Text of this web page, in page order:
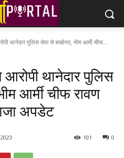
थानेदार पुलिस सेवा से बर्खास्त, भीम आर्मी चीफ...
थानेदार पुलिस
आर्मी चीफ रावण
अपडेट
0
101